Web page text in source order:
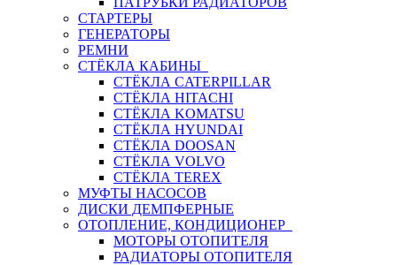
СТАРТЕРЫ
ГЕНЕРАТОРЫ
РЕМНИ
СТЁКЛА КАБИНЫ
СТЁКЛА CATERPILLAR
СТЁКЛА HITACHI
СТЁКЛА KOMATSU
СТЁКЛА HYUNDAI
СТЁКЛА DOOSAN
СТЁКЛА VOLVO
СТЁКЛА TEREX
МУФТЫ НАСОСОВ
ДИСКИ ДЕМПФЕРНЫЕ
ОТОПЛЕНИЕ, КОНДИЦИОНЕР
МОТОРЫ ОТОПИТЕЛЯ
РАДИАТОРЫ ОТОПИТЕЛЯ